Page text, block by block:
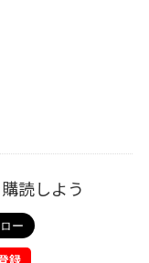
読しよう